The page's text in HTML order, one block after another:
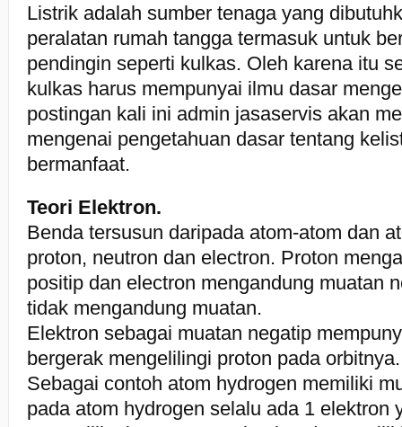
Listrik adalah sumber tenaga yang
peralatan rumah tangga termasuk untuk
pendingin seperti kulkas. Oleh karena itu
kulkas harus mempunyai ilmu dasar
postingan kali ini admin jasaservis akan
mengenai pengetahuan dasar tentang
bermanfaat.
Teori Elektron.
Benda tersusun daripada atom-atom dan
proton, neutron dan electron. Proton
positip dan electron mengandung muatan
tidak mengandung muatan.
Elektron sebagai muatan negatip
bergerak mengelilingi proton pada orbitnya.
Sebagai contoh atom hydrogen memiliki
pada atom hydrogen selalu ada 1 elektron